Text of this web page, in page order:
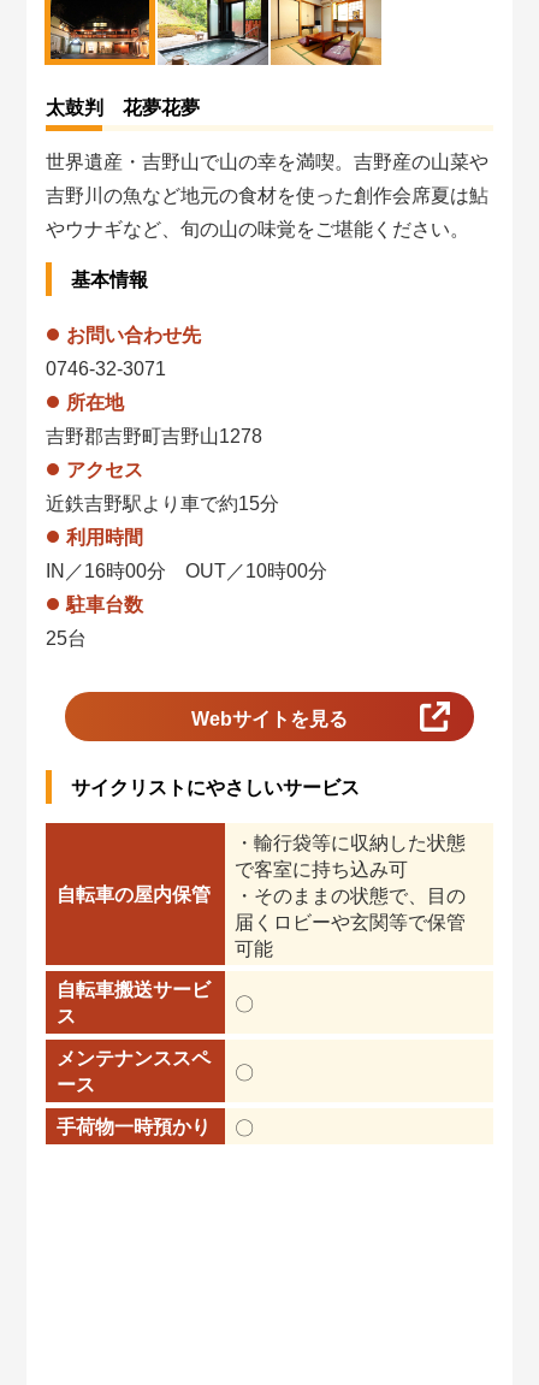
太鼓判 花夢花夢
世界遺産・吉野山で山の幸を満喫。吉野産の山菜や
吉野川の魚など地元の食材を使った創作会席夏は鮎
やウナギなど、旬の山の味覚をご堪能ください。
基本情報
お問い合わせ先
0746-32-3071
所在地
吉野郡吉野町吉野山1278
アクセス
近鉄吉野駅より車で約15分
利用時間
IN／16時00分 OUT／10時00分
駐車台数
25台
Webサイトを見る
サイクリストにやさしいサービス
自転車の屋内保管
・輸行袋等に収納した状態
で客室に持ち込み可
・そのままの状態で、目の
届くロビーや玄関等で保管
可能
自転車搬送サービ
ス
〇
メンテナンススペ
ース
〇
手荷物一時預かり 〇